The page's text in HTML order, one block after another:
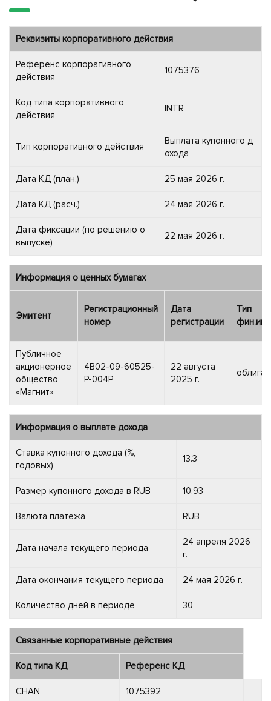
Реквизиты корпоративного действия
Референс корпоративного
действия
1075376
Код типа корпоративного
действия
INTR
Тип корпоративного действия
Выплата купонного д
охода
Дата КД (план.) 25 мая 2026 г.
Дата КД (расч.) 24 мая 2026 г.
Дата фиксации (по решению о
выпуске)
22 мая 2026 г.
Информация о ценных бумагах
Эмитент
Регистрационный
номер
Дата
регистрации
Тип
Публичное
акционерное
общество
«Магнит»
4B02-09-60525-
P-004P
22 августа
2025 г.
Информация о выплате дохода
Ставка купонного дохода (%,
годовых)
13.3
Размер купонного дохода в RUB 10.93
Валюта платежа RUB
Дата начала текущего периода
24 апреля 2026
г.
Дата окончания текущего периода 24 мая 2026 г.
Количество дней в периоде 30
Связанные корпоративные действия
Код типа КД Референс КД
CHAN 1075392